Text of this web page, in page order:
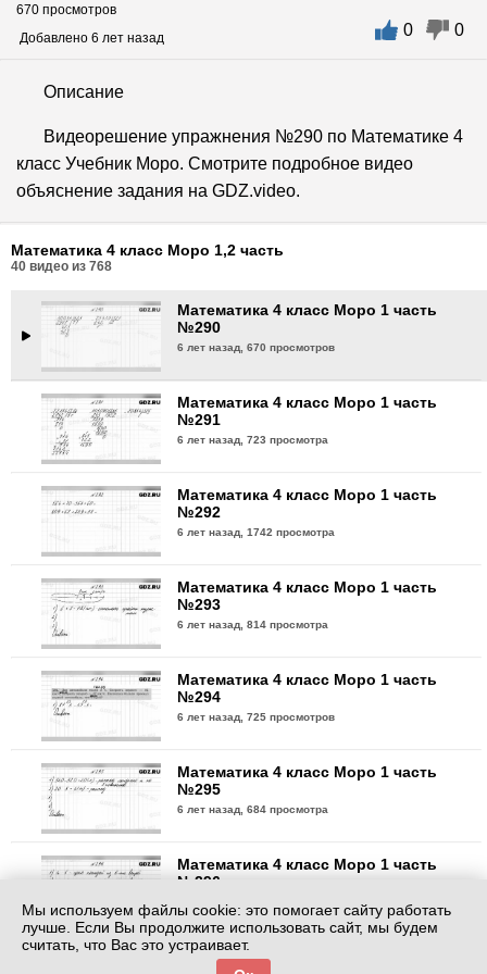
670 просмотров
Добавлено 6 лет назад
0 0
Описание
Видеорешение упражнения №290 по Математике 4
класс Учебник Моро. Смотрите подробное видео
объяснение задания на GDZ.video.
Математика 4 класс Моро 1,2 часть
40 видео из 768
Математика 4 класс Моро 1 часть
№288
6 лет назад,799 просмотров
6 лет назад,683 просмотра
Математика 4 класс Моро 1 часть
№290
6 лет назад,670 просмотров
Математика 4 класс Моро 1 часть
№291
6 лет назад,723 просмотра
Математика 4 класс Моро 1 часть
№292
6 лет назад,1742 просмотра
Математика 4 класс Моро 1 часть
№293
6 лет назад,814 просмотра
Математика 4 класс Моро 1 часть
№294
6 лет назад,725 просмотров
Математика 4 класс Моро 1 часть
№295
6 лет назад,684 просмотра
Математика 4 класс Моро 1 часть
№296
Математика 4 класс Моро 1 часть
Мы используем файлы cookie: это помогает сайту работать
лучше. Если Вы продолжите использовать сайт, мы будем
считать, что Вас это устраивает.